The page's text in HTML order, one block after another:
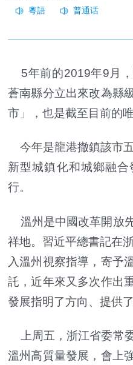
5年前的2019年9月，
蒼南縣分立出來改為縣
市」，也是截至目前的唯
今年是龍港撤鎮該市
新型城鎮化和城鄉融
行。
溫州是中國改革開放
祥地。習近平總書記在
入溫州視察指導，寄予
託，近年來又多次作出
發展指明了方向、提供了
上周五，浙江省委常
溫州高質量發展，會上